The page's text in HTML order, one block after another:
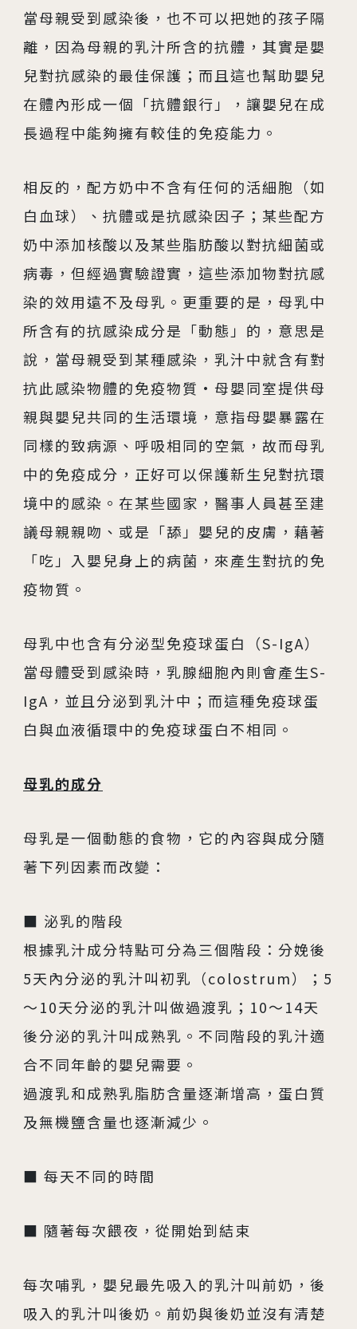
當母親受到感染後，也不可以把她的孩子隔
離，因為母親的乳汁所含的抗體，其實是嬰
兒對抗感染的最佳保護；而且這也幫助嬰兒
在體內形成一個「抗體銀行」，讓嬰兒在成
長過程中能夠擁有較佳的免疫能力。
相反的，配方奶中不含有任何的活細胞（如
白血球）、抗體或是抗感染因子；某些配方
奶中添加核酸以及某些脂肪酸以對抗細菌或
病毒，但經過實驗證實，這些添加物對抗感
染的效用遠不及母乳。更重要的是，母乳中
所含有的抗感染成分是「動態」的，意思是
說，當母親受到某種感染，乳汁中就含有對
抗此感染物體的免疫物質·母嬰同室提供母
親與嬰兒共同的生活環境，意指母嬰暴露在
同樣的致病源、呼吸相同的空氣，故而母乳
中的免疫成分，正好可以保護新生兒對抗環
境中的感染。在某些國家，醫事人員甚至建
議母親親吻、或是「舔」嬰兒的皮膚，藉著
「吃」入嬰兒身上的病菌，來產生對抗的免
疫物質。
母乳中也含有分泌型免疫球蛋白（S-IgA）
當母體受到感染時，乳腺細胞內則會產生S-
IgA，並且分泌到乳汁中；而這種免疫球蛋
白與血液循環中的免疫球蛋白不相同。
母乳的成分
母乳是一個動態的食物，它的內容與成分隨
著下列因素而改變：
■ 泌乳的階段
根據乳汁成分特點可分為三個階段：分娩後
5天內分泌的乳汁叫初乳（colostrum）；5
～10天分泌的乳汁叫做過渡乳；10～14天
後分泌的乳汁叫成熟乳。不同階段的乳汁適
合不同年齡的嬰兒需要。
過渡乳和成熟乳脂肪含量逐漸增高，蛋白質
及無機鹽含量也逐漸減少。
■ 每天不同的時間
■ 隨著每次餵夜，從開始到結束
每次哺乳，嬰兒最先吸入的乳汁叫前奶，後
吸入的乳汁叫後奶。前奶與後奶並沒有清楚